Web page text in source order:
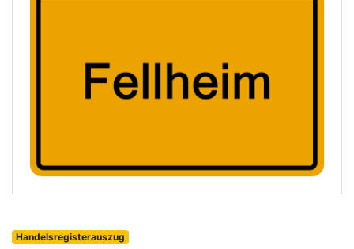
Handelsregisterauszug